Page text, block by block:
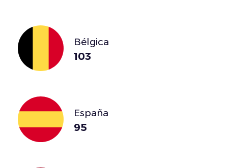
Bélgica
103
España
95